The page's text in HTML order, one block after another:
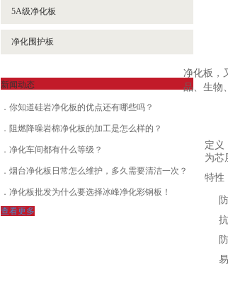
净化板，
品、生物
定义
为芯
特性
5A级净化板
净化围护板
新闻动态
你知道硅岩净化板的优点还有哪些吗？
阻燃降噪岩棉净化板的加工是怎么样的？
净化车间都有什么等级？
烟台净化板日常怎么维护，多久需要清洁一次？
净化板批发为什么要选择冰峰净化彩钢板！
查看更多